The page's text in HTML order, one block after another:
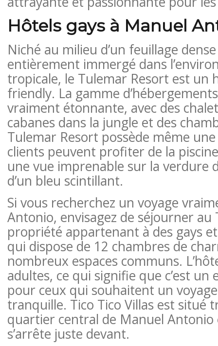
Hôtels gays à Manuel
Niché au milieu d’un feuillage
entièrement immergé dans
tropicale, le Tulemar Resort est un
friendly. La gamme
vraiment étonnante, avec des
cabanes dans la jungle et des
Tulemar Resort possède même
clients peuvent profiter de la
une vue imprenable sur la verdure
d’un bleu scintillant.
Si vous recherchez un voyage
Antonio, envisagez de séjourner au
propriété appartenant à des gays
qui dispose de 12 chambres de
nombreux espaces communs.
adultes, ce qui signifie que c’est un
pour ceux qui souhaitent un
tranquille. Tico Tico Villas est situé
quartier central de Manuel Antonio
s’arrête juste devant.